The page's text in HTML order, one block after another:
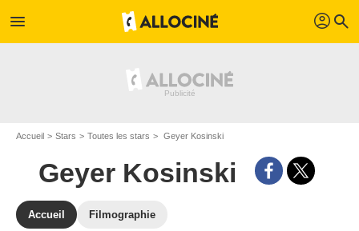
menu profil search
Accueil Stars Toutes les stars Geyer Kosinski
Geyer Kosinski
Accueil Filmographie